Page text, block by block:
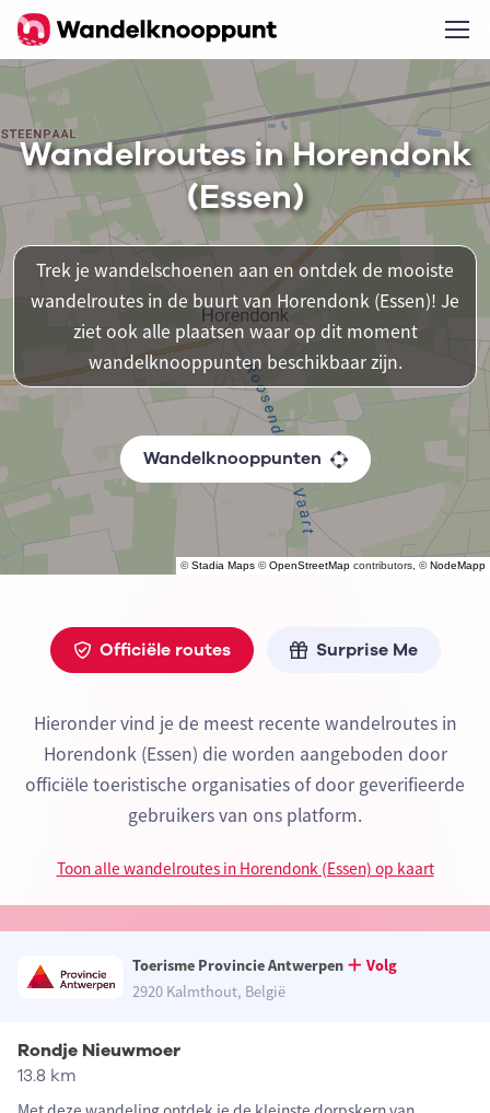
©Stadia Maps ©OpenStreetMap contributors, ©NodeMapp
Wandelroutes in Horendonk
(Essen)
Trek je wandelschoenen aan en ontdek de mooiste
wandelroutes in de buurt van Horendonk (Essen)! Je
ziet ook alle plaatsen waar op dit moment
wandelknooppunten beschikbaar zijn.
Wandelknooppunten
Officiële routes Surprise Me
Hieronder vind je de meest recente wandelroutes in
Horendonk (Essen) die worden aangeboden door
officiële toeristische organisaties of door geverifieerde
gebruikers van ons platform.
Toon alle wandelroutes in Horendonk (Essen) op kaart
Toerisme Provincie Antwerpen
Volg
2920 Kalmthout, België
Rondje Nieuwmoer
13.8 km